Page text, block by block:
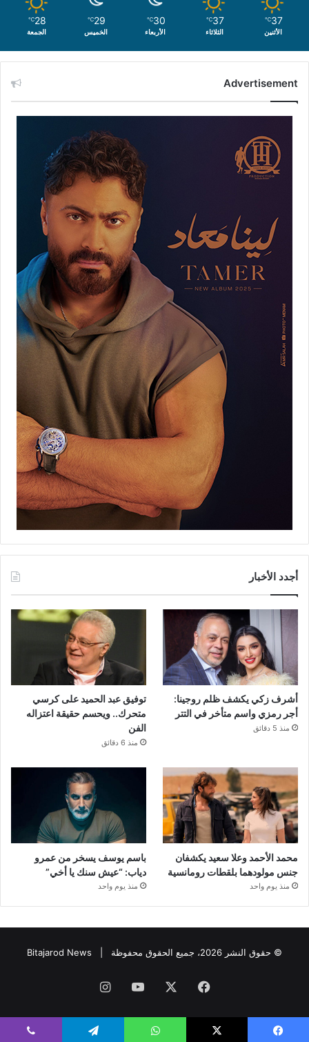
37
℃
الأثنين
37
℃
الثلاثاء
30
℃
الأربعاء
29
℃
الخميس
28
℃
الجمعة
Advertisement
أجدد الأخبار
أشرف زكي يكشف ظلم روجينا:
أجر رمزي واسم متأخر في التتر
منذ 5 دقائق
توفيق عبد الحميد على كرسي
متحرك.. ويحسم حقيقة اعتزاله
الفن
منذ 6 دقائق
محمد الأحمد وعلا سعيد يكشفان
جنس مولودهما بلقطات رومانسية
منذ يوم واحد
باسم يوسف يسخر من عمرو
دياب: “عيش سنك يا أخي”
منذ يوم واحد
© حقوق النشر 2026، جميع الحقوق محفوظة | Bitajarod News
فيسبوك ‫YouTubeانستقرام